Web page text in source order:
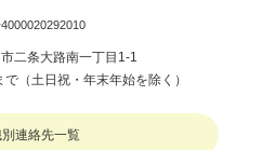
二条大路南一丁目1-1
（土日祝・年末年始を除く）
連絡先一覧